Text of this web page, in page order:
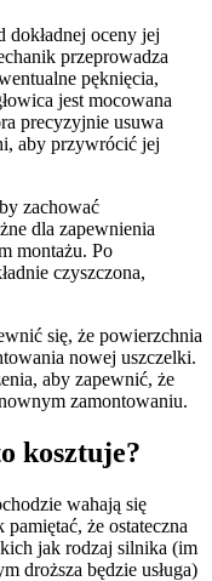
dokładnej oceny jej
przeprowadza
pęknięcia,
jest mocowana
precyzyjnie usuwa
aby przywrócić jej
zachować
dla zapewnienia
montażu. Po
czyszczona,
się, że powierzchnia
nowej uszczelki.
aby zapewnić, że
zamontowaniu.
kosztuje?
wahają się
że ostateczna
jak rodzaj silnika (im
droższa będzie usługa)